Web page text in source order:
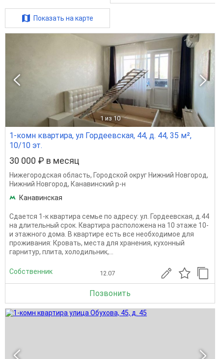
Показать на карте
1 из 10
1-комн квартира, ул Гордеевская, 44, д. 44, 35 м²,
10/10 эт.
30 000 ₽ в месяц
Нижегородская область, Городской округ Нижний Новгород,
Нижний Новгород, Канавинский р-н
Канавинская
Сдается 1-к квартира семье по адресу: ул. Гордеевская, д.44
на длительный срок. Квартира расположена на 10 этаже 10-
и этажного дома. В квартире есть все необходимое для
проживания: Кровать, места для хранения, кухонный
гарнитур, плита, холодильник,...
Собственник 12.07
Позвонить